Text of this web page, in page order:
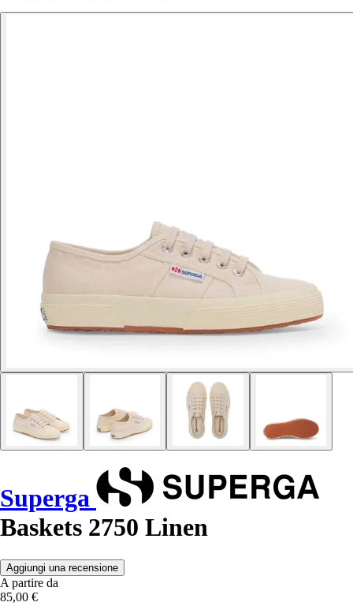
Superga
Baskets 2750 Linen
Aggiungi una recensione
A partire da
85,00 €